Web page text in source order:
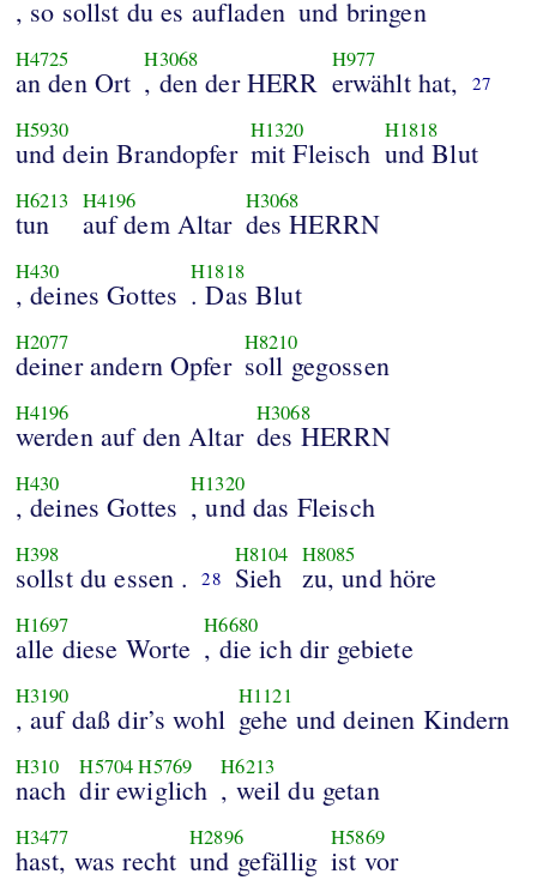
, so sollst du es aufladen und bringen
H4725
an den Ort
H3068
, den der HERR
H977
erwählt hat, 27
H5930
und dein Brandopfer
H1320
mit Fleisch
H1818
und Blut
H6213
tun
H4196
auf dem Altar
H3068
des HERRN
H430
, deines Gottes
H1818
. Das Blut
H2077
deiner andern Opfer
H8210
soll gegossen
H4196
werden auf den Altar
H3068
des HERRN
H430
, deines Gottes
H1320
, und das Fleisch
H398
sollst du essen . 28
H8104
Sieh
H8085
zu, und höre
H1697
alle diese Worte
H6680
, die ich dir gebiete
H3190
, auf daß dir’s wohl
H1121
gehe und deinen Kindern
H310
nach
H5704H5769
dir ewiglich
H6213
, weil du getan
H3477
hast, was recht
H2896
und gefällig
H5869
ist vor